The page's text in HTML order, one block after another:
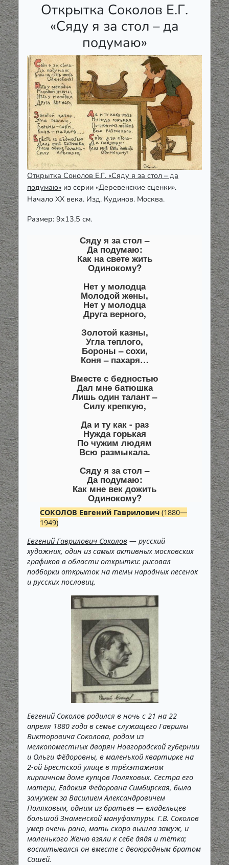
Открытка Соколов Е.Г.
«Сяду я за стол – да
подумаю»
Открытка Соколов Е.Г. «Сяду я за стол – да
подумаю» из серии «Деревенские сценки».
Начало XX века. Изд. Кудинов. Москва.
Размер: 9х13,5 см.
Сяду я за стол –
Да подумаю:
Как на свете жить
Одинокому?
Нет у молодца
Молодой жены,
Нет у молодца
Друга верного,
Золотой казны,
Угла теплого,
Бороны – сохи,
Коня – пахаря…
Вместе с бедностью
Дал мне батюшка
Лишь один талант –
Силу крепкую,
Да и ту как - раз
Нужда горькая
По чужим людям
Всю размыкала.
Сяду я за стол –
Да подумаю:
Как мне век дожить
Одинокому?
СОКОЛОВ Евгений Гаврилович (1880—
1949)
Евгений Гаврилович Соколов — русский
художник, один из самых активных московских
графиков в области открытки: рисовал
подборки открыток на темы народных песенок
и русских пословиц.
Евгений Соколов родился в ночь с 21 на 22
апреля 1880 года в семье служащего Гаврилы
Викторовича Соколова, родом из
мелкопоместных дворян Новгородской губернии
и Ольги Фёдоровны, в маленькой квартирке на
2-ой Брестской улице в трёхэтажном
кирпичном доме купцов Поляковых. Сестра его
матери, Евдокия Фёдоровна Симбирская, была
замужем за Василием Александровичем
Поляковым, одним из братьев — владельцев
большой Знаменской мануфактуры. Г.В. Соколов
умер очень рано, мать скоро вышла замуж, и
маленького Женю взяли к себе дядя и тётка;
воспитывался он вместе с двоюродным братом
Сашей.